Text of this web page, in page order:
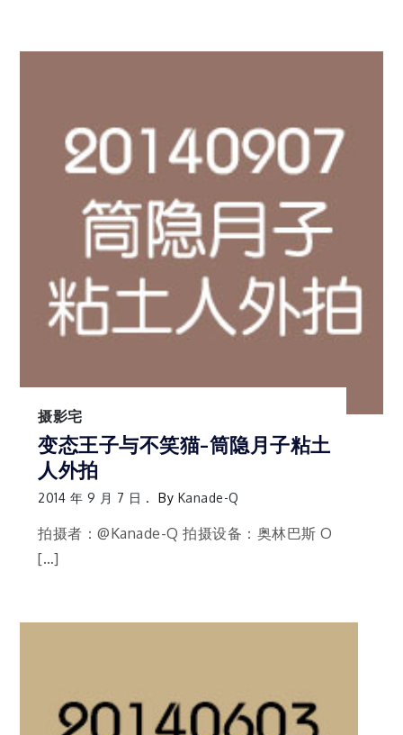
摄影宅
变态王子与不笑猫-筒隐月子粘土
人外拍
2014 年 9 月 7 日 By Kanade-Q
拍摄者：@Kanade-Q 拍摄设备：奥林巴斯 O
[…]